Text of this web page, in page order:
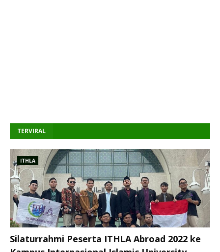
TERVIRAL
ITHLA
Silaturrahmi Peserta ITHLA Abroad 2022 ke